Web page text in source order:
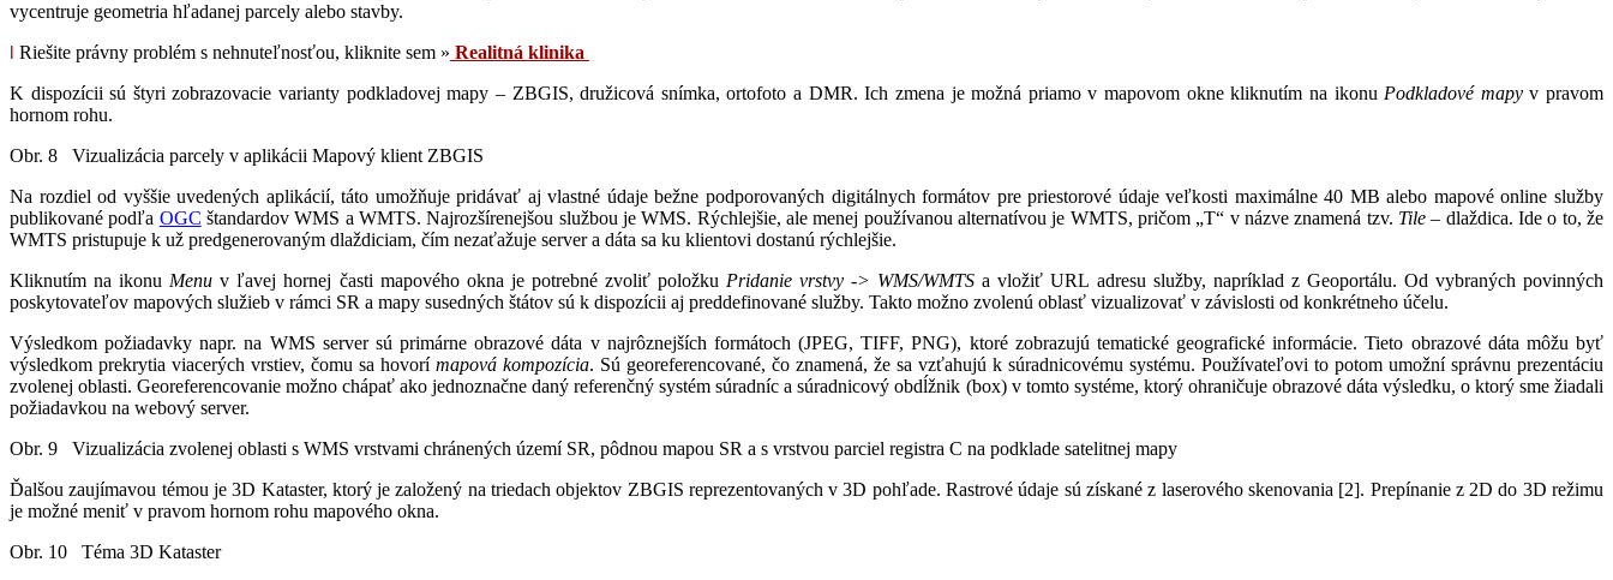
vycentruje geometria hľadanej parcely alebo stavby.
ǀ Riešite právny problém s nehnuteľnosťou, kliknite sem » Realitná klinika
K dispozícii sú štyri zobrazovacie varianty podkladovej mapy – ZBGIS, družicová snímka, ortofoto a DMR. Ich zmena je možná priamo v mapovom okne kliknutím na ikonu Podkladové mapyv pravom
hornom rohu.
Obr. 8 Vizualizácia parcely v aplikácii Mapový klient ZBGIS
Na rozdiel od vyššie uvedených aplikácií, táto umožňuje pridávať aj vlastné údaje bežne podporovaných digitálnych formátov pre priestorové údaje veľkosti maximálne 40 MB alebo mapové online služby
publikované podľa OGC štandardov WMS a WMTS. Najrozšírenejšou službou je WMS. Rýchlejšie, ale menej používanou alternatívou je WMTS, pričom „T“ v názve znamená tzv. Tile – dlaždica. Ide o to, že
WMTS pristupuje k už predgenerovaným dlaždiciam, čím nezaťažuje server a dáta sa ku klientovi dostanú rýchlejšie.
Kliknutím na ikonu Menu v ľavej hornej časti mapového okna je potrebné zvoliť položku Pridanie vrstvy -> WMS/WMTS a vložiť URL adresu služby, napríklad z Geoportálu. Od vybraných povinných
poskytovateľov mapových služieb v rámci SR a mapy susedných štátov sú k dispozícii aj preddefinované služby. Takto možno zvolenú oblasť vizualizovať v závislosti od konkrétneho účelu.
Výsledkom požiadavky napr. na WMS server sú primárne obrazové dáta v najrôznejších formátoch (JPEG, TIFF, PNG), ktoré zobrazujú tematické geografické informácie. Tieto obrazové dáta môžu byť
výsledkom prekrytia viacerých vrstiev, čomu sa hovorí mapová kompozícia. Sú georeferencované, čo znamená, že sa vzťahujú k súradnicovému systému. Používateľovi to potom umožní správnu prezentáciu
zvolenej oblasti. Georeferencovanie možno chápať ako jednoznačne daný referenčný systém súradníc a súradnicový obdĺžnik (box) v tomto systéme, ktorý ohraničuje obrazové dáta výsledku, o ktorý sme žiadali
požiadavkou na webový server.
Obr. 9 Vizualizácia zvolenej oblasti s WMS vrstvami chránených území SR, pôdnou mapou SR a s vrstvou parciel registra C na podklade satelitnej mapy
Ďalšou zaujímavou témou je 3D Kataster, ktorý je založený na triedach objektov ZBGIS reprezentovaných v 3D pohľade. Rastrové údaje sú získané z laserového skenovania [2]. Prepínanie z 2D do 3D režimu
je možné meniť v pravom hornom rohu mapového okna.
Obr. 10 Téma 3D Kataster